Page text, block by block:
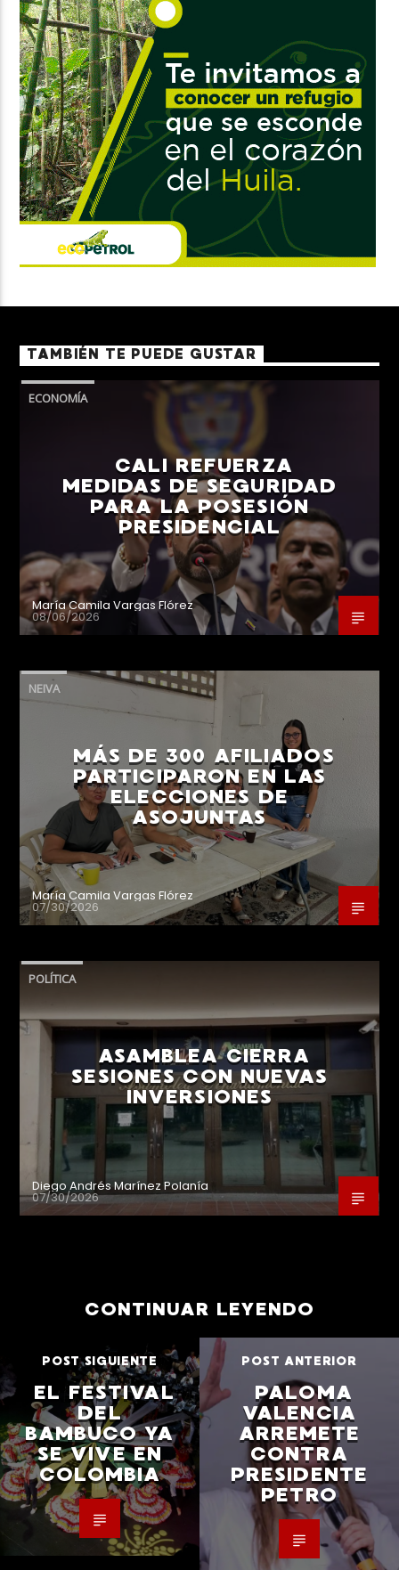
TAMBIÉN TE PUEDE GUSTAR
ECONOMÍA
CALI REFUERZA
MEDIDAS DE SEGURIDAD
PARA LA POSESIÓN
PRESIDENCIAL
María Camila Vargas Flórez
08/06/2026
NEIVA
MÁS DE 300 AFILIADOS
PARTICIPARON EN LAS
ELECCIONES DE
ASOJUNTAS
María Camila Vargas Flórez
07/30/2026
POLÍTICA
ASAMBLEA CIERRA
SESIONES CON NUEVAS
INVERSIONES
Diego Andrés Marínez Polanía
07/30/2026
CONTINUAR LEYENDO
POST SIGUIENTE
EL FESTIVAL
DEL
BAMBUCO YA
SE VIVE EN
COLOMBIA
POST ANTERIOR
PALOMA
VALENCIA
ARREMETE
CONTRA
PRESIDENTE
PETRO